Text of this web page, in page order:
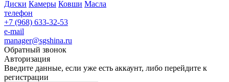
Диски Камеры Ковши Масла
телефон
+7 (968) 633-32-53
e-mail
manager@sgshina.ru
Обратный звонок
Авторизация
Введите данные, если уже есть аккаунт, либо перейдите к
регистрации